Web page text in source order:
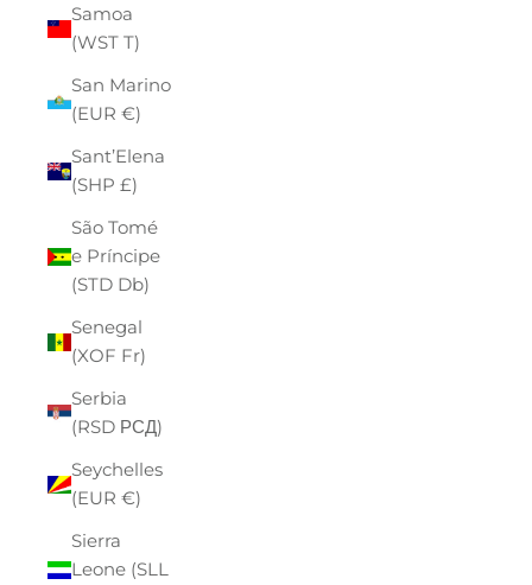
Samoa
(WST T)
San Marino
(EUR €)
Sant’Elena
(SHP £)
São Tomé
e Príncipe
(STD Db)
Senegal
(XOF Fr)
Serbia
(RSD РСД)
Seychelles
(EUR €)
Sierra
Leone (SLL